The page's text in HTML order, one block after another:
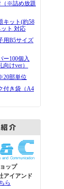
（※詰め放題
キット(約58
ト 対応
用B5サイズ
ー100個入
向けver）
部単位
付き袋（A4
ップ
アイアンド
ら